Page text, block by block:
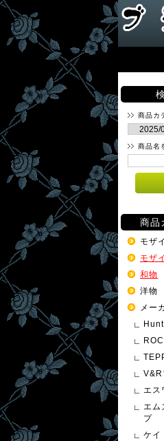
商品カ
商品名
商品
モザ
モザ
和物
洋物
メー
V&R
エス
エム
プ
ケイ